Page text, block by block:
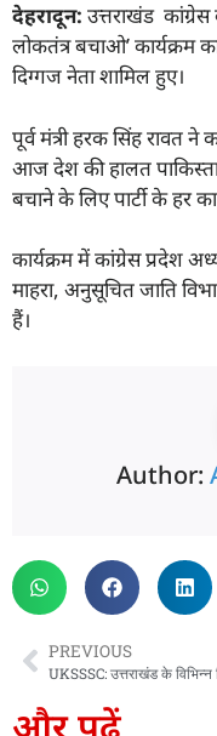
देहरादून: उत्तराखंड
लोकतंत्र बचाओ’ कार्यक्रम
दिग्गज नेता शामिल हुए।
पूर्व मंत्री हरक सिंह रावत ने
आज देश की हालत
बचाने के लिए पार्टी के हर
कार्यक्रम में कांग्रेस प्रदेश
माहरा, अनुसूचित जाति
हैं।
Author:
PREVIOUS
और पढ़ें